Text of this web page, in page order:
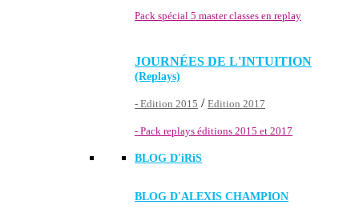
Pack spécial 5 master classes en replay
JOURNÉES DE L'INTUITION
(Replays)
- Edition 2015 / Edition 2017
- Pack replays éditions 2015 et 2017
BLOG D'iRiS
BLOG D'ALEXIS CHAMPION